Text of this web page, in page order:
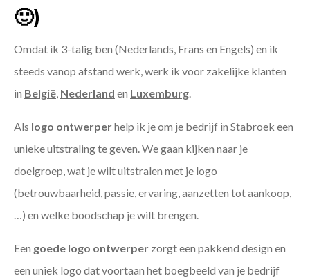
🙂)
Omdat ik 3-talig ben (Nederlands, Frans en Engels) en ik
steeds vanop afstand werk, werk ik voor zakelijke klanten
in België, Nederland en Luxemburg.
Als logo ontwerperhelp ik je om je bedrijf in Stabroek een
unieke uitstraling te geven. We gaan kijken naar je
doelgroep, wat je wilt uitstralen met je logo
(betrouwbaarheid, passie, ervaring, aanzetten tot aankoop,
…) en welke boodschap je wilt brengen.
Een goede logo ontwerper zorgt een pakkend design en
een uniek logo dat voortaan het boegbeeld van je bedrijf